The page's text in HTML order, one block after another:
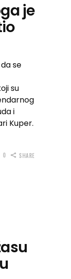
je
se
su
i
Kuper.
0 SHARE